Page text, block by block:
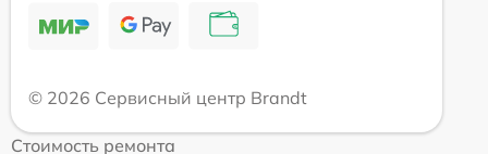
© 2026 Сервисный центр Brandt
Стоимость ремонта